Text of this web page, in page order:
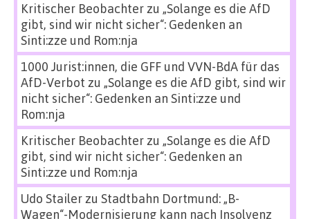
Kritischer Beobachterzu „Solange es die AfD
gibt, sind wir nicht sicher“: Gedenken an
Sinti:zze und Rom:nja
1000 Jurist:innen, die GFF und VVN-BdA für das
AfD-Verbot zu „Solange es die AfD gibt, sind wir
nicht sicher“: Gedenken an Sinti:zze und
Rom:nja
Kritischer Beobachterzu „Solange es die AfD
gibt, sind wir nicht sicher“: Gedenken an
Sinti:zze und Rom:nja
Udo Stailerzu Stadtbahn Dortmund: „B-
Wagen“-Modernisierung kann nach Insolvenz